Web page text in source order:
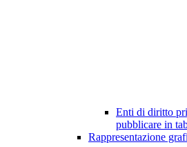
Enti di diritto
pubblicare in
Rappresentazione